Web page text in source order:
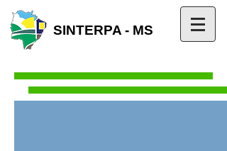
SINTERPA - MS